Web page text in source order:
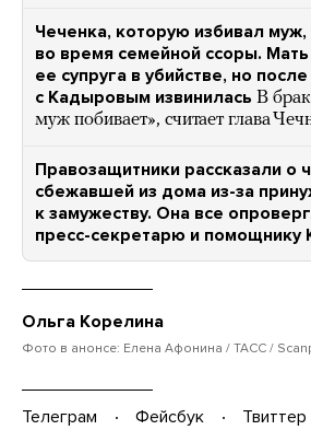
Чеченка, которую избивал
во время семейной ссоры.
ее супруга в убийстве, но
с Кадыровым извинилась В
муж побивает», считает глава
Правозащитники рассказали о
сбежавшей из дома из-за
к замужеству. Она все
пресс-секретарю и помощнику
Ольга Корелина
Фото в анонсе: Елена Афонина / ТАСС /
Телеграм Фейсбук Твиттер